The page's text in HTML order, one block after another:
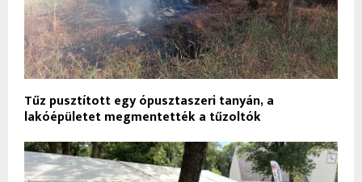
Tűz pusztított egy ópusztaszeri tanyán, a
lakóépületet megmentették a tűzoltók